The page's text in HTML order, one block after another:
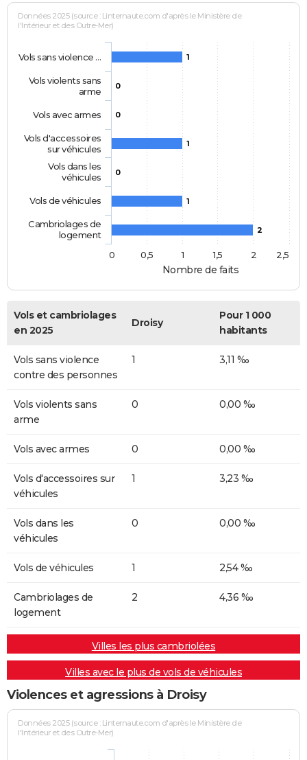
Nombre de faits
Données 2025 (source : Linternaute.com d'après le Ministère de
l'Intérieur et des Outre-Mer)
1
0
0
1
0
1
2
Vols sans violence …
Vols violents sans
arme
Vols avec armes
Vols d'accessoires
sur véhicules
Vols dans les
véhicules
Vols de véhicules
Cambriolages de
logement
0
0,5 1 1,5 2 2,5
Vols et cambriolages
en 2025
Droisy
Pour 1 000
habitants
Vols sans violence
contre des personnes
1 3,11 ‰
Vols violents sans
arme
0 0,00 ‰
Vols avec armes 0 0,00 ‰
Vols d'accessoires sur
véhicules
1 3,23 ‰
Vols dans les
véhicules
0 0,00 ‰
Vols de véhicules 1 2,54 ‰
Cambriolages de
logement
2 4,36 ‰
Villes les plus cambriolées
Villes avec le plus de vols de véhicules
Violences et agressions à Droisy
Données 2025 (source : Linternaute.com d'après le Ministère de
l'Intérieur et des Outre-Mer)